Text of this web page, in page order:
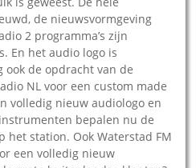
de nieuwsvormgeving
2 programma’s zijn
En het audio logo is
ook de opdracht van de
NL voor een custom made
volledig nieuw audiologo en
bepalen nu de
het station. Ook Waterstad FM
een volledig nieuw